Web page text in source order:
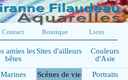
Contact Boutique Liens
amies les
bêtes
Sites d'ailleurs
Couleurs
d'Asie
Marines Scènes de vie Portraits